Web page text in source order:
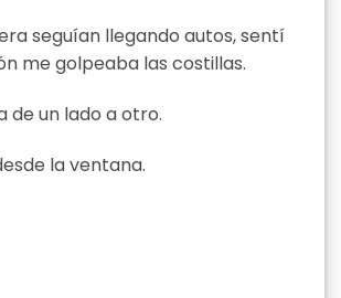
seguían llegando autos, sentí
me golpeaba las costillas.
de un lado a otro.
la ventana.